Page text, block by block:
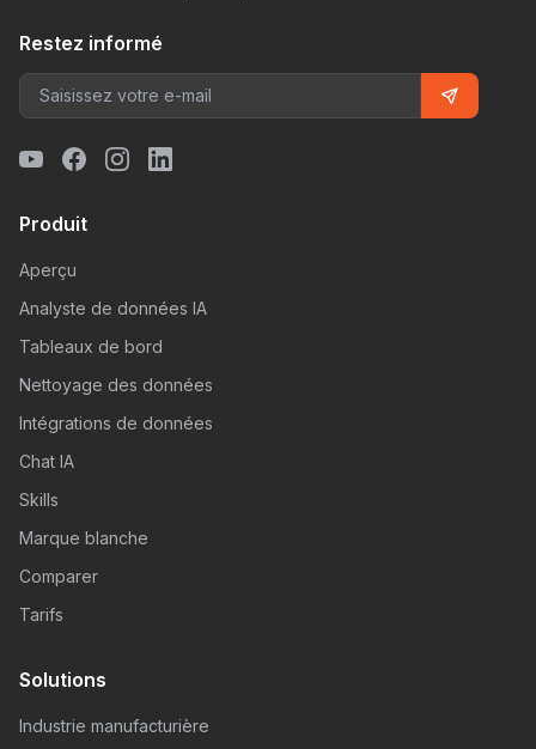
Restez informé
Produit
Aperçu
Analyste de données IA
Tableaux de bord
Nettoyage des données
Intégrations de données
Chat IA
Skills
Marque blanche
Comparer
Tarifs
Solutions
Industrie manufacturière